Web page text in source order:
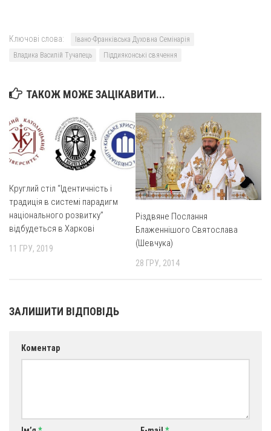
Ключові слова:
Івано-Франківська Духовна Семінарія
Владика Василій Тучапець
Піддияконські свячення
ТАКОЖ МОЖЕ ЗАЦІКАВИТИ...
Круглий стіл “Ідентичність і
традиція в системі парадигм
національного розвитку”
відбудеться в Харкові
11 ГРУ, 2019
Різдвяне Послання
Блаженнішого Святослава
(Шевчука)
28 ГРУ, 2014
ЗАЛИШИТИ ВІДПОВІДЬ
Коментар